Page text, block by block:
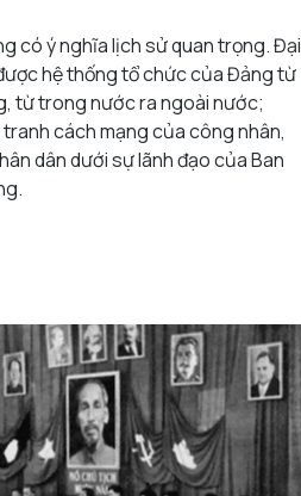
có ý nghĩa lịch sử quan trọng. Đại
hệ thống tổ chức của Đảng từ
từ trong nước ra ngoài nước;
cách mạng của công nhân,
dân dưới sự lãnh đạo của Ban